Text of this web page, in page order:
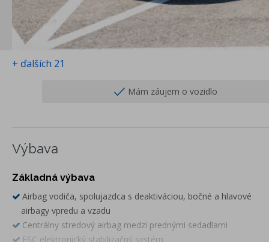
+ ďalších 21
Mám záujem o vozidlo
Výbava
Základná výbava
Airbag vodiča, spolujazdca s deaktiváciou, bočné a hlavové
airbagy vpredu a vzadu
Centrálny stredový airbag medzi prednými sedadlami
ESC elektronický stabilizačný systém